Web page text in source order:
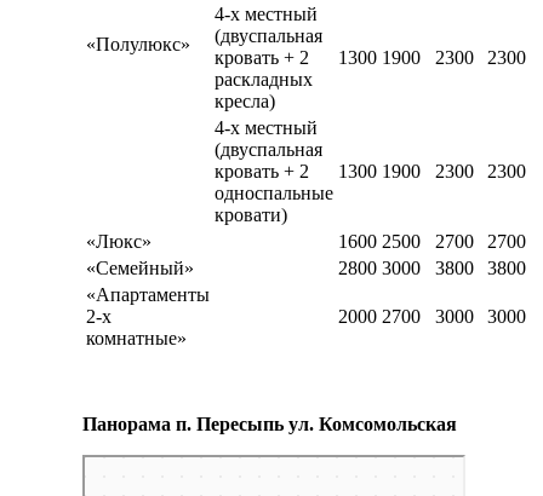
«Полулюкс»
4-х местный
(двуспальная
кровать + 2
раскладных
кресла)
1300 1900 2300 2300
4-х местный
(двуспальная
кровать + 2
односпальные
кровати)
1300 1900 2300 2300
«Люкс» 1600 2500 2700
2700
«Семейный»
2800 3000 3800
3800
«Апартаменты
2-х
комнатные»
2000 2700 3000 3000
Панорама п. Пересыпь ул. Комсомольская